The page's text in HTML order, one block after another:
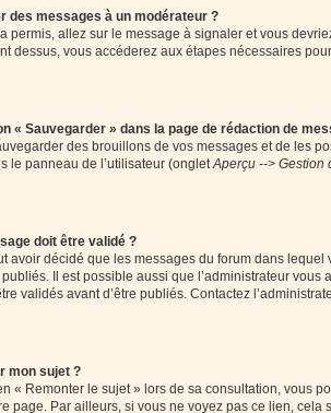
des messages à un modérateur ?
permis, allez sur le message à signaler et vous
dessus, vous accéderez aux étapes nécessaires
« Sauvegarder » dans la page de rédaction de
des brouillons de vos messages et de les
le panneau de l’utilisateur (ongletAperçu --> Gestion
doit être validé ?
avoir décidé que les messages du forum dans lequel
publiés. Il est possible aussi que l’administrateur vous
validés avant d’être publiés. Contactez
mon sujet ?
« Remonter le sujet » lors de sa consultation, vous
page. Par ailleurs, si vous ne voyez pas ce lien, cela